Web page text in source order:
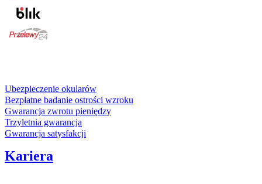
Ubezpieczenie okularów
Bezpłatne badanie ostrości wzroku
Gwarancja zwrotu pieniędzy
Trzyletnia gwarancja
Gwarancja satysfakcji
Kariera